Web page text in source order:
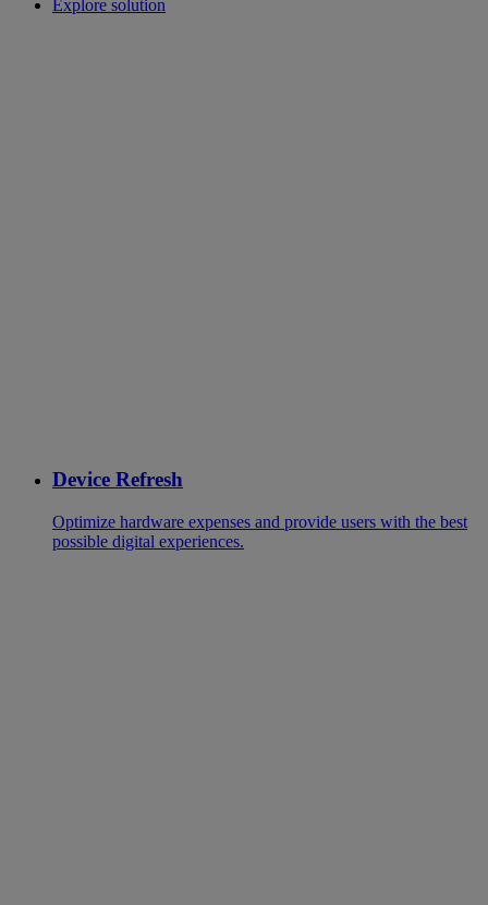
Explore solution
Device Refresh
Optimize hardware expenses and provide users with the best
possible digital experiences.